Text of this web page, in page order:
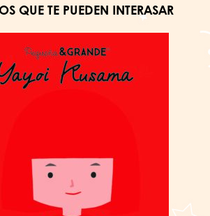
QUE TE PUEDEN INTERASAR